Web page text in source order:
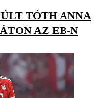
TÓTH ANNA
AZ EB-N